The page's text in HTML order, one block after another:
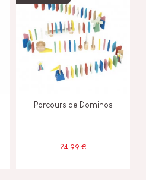
Parcours de Dominos
24,99 €